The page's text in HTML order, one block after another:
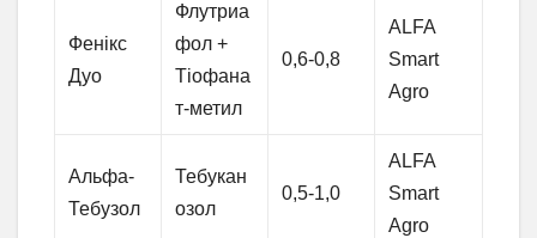
Фенікс
Дуо
Флутриа
фол +
Тіофана
т-метил
0,6-0,8
ALFA
Smart
Agro
Альфа-
Тебузол
Тебукан
озол
0,5-1,0
ALFA
Smart
Agro